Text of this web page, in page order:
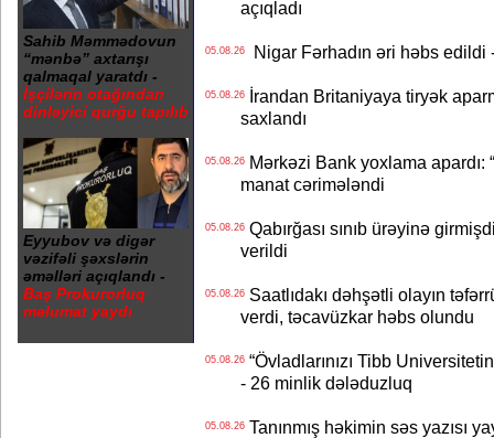
Sahib Məmmədovun
“mənbə” axtarışı
qalmaqal yaratdı -
İşçilərin otağından
dinləyici qurğu tapılıb
Eyyubov və digər
vəzifəli şəxslərin
əməlləri açıqlandı -
Baş Prokurorluq
məlumat yaydı
açıqladı
05.08.26Nigar Fərhadın əri həbs edildi
05.08.26İrandan Britaniyaya tiryək
saxlandı
05.08.26Mərkəzi Bank yoxlama apardı:
manat cərimələndi
05.08.26Qabırğası sınıb ürəyinə
verildi
05.08.26Saatlıdakı dəhşətli olayın
verdi, təcavüzkar həbs olundu
05.08.26“Övladlarınızı Tibb
- 26 minlik dələduzluq
05.08.26Tanınmış həkimin səs yazısı